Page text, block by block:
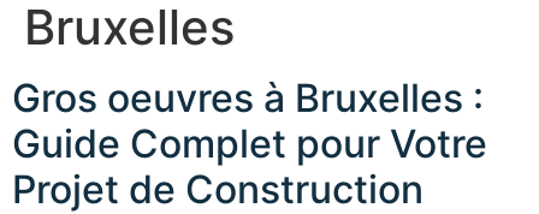
Bruxelles
Gros oeuvres à Bruxelles :
Guide Complet pour Votre
Projet de Construction